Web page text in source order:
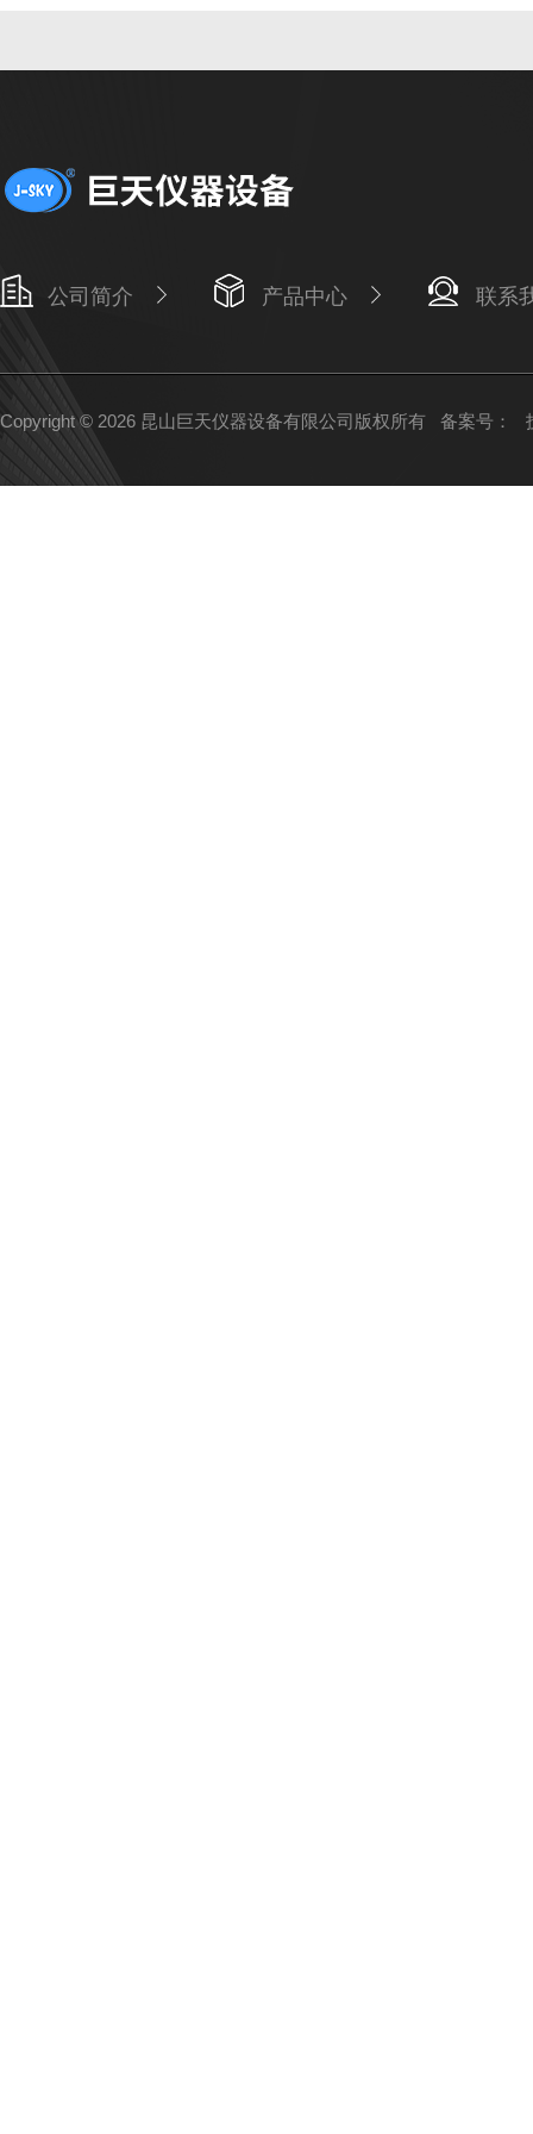
公司简介 产品中心 联系
Copyright © 2026 昆山巨天仪器设备有限公司版权所有 备案号：